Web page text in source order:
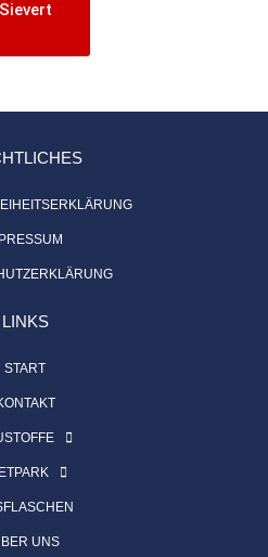
Sievert
LINKS
START
UNS